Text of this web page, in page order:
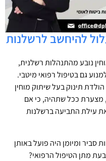
להיחשב לרשלנות
נובע מהתנהלות רשלנית,
גם בטיפול רפואי מיטבי.
תינוק בעל שיתוק מוחין
מצערת ככל שתהיה, כי אם
עילת התביעה ברשלנות
סביר ומיומן היה פועל באותן
מתן הטיפול הרפואי?